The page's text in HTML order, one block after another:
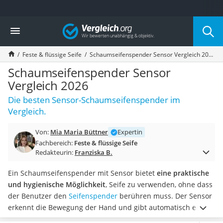
Die beliebtesten Vergleiche nach Kategorie
Drogerie
Inhalator
Haarschneider
Rollator
Braun Rasierer
Katzenklappe (Chip)
Rasierer
Masturbator
Epilierer
Reisehaartrockner
Magnesiumpräparat
Katzenklappe
Nackenmassagegerät
Zeckenschutz Katze
leichter Haartrockner
Vergleich
Feste & flüssige Seife Schaumseifenspender Sensor Vergleich 2026
Schaumseifenspender Sensor
Vergleich 2026
Die besten Sensor-Schaumseifenspender im
Vergleich.
Von: Mia Maria Büttner
Expertin
Fachbereich: Feste & flüssige Seife
Redakteurin: Franziska B.
Ein Schaumseifenspender mit Sensor bietet eine praktische
und hygienische Möglichkeit, Seife zu verwenden, ohne dass
der Benutzer den Seifenspender berühren muss. Der Sensor
erkennt die Bewegung der Hand und gibt automatisch eine
vorher festgelegte Menge an Seife in Schaumform ab. Durch